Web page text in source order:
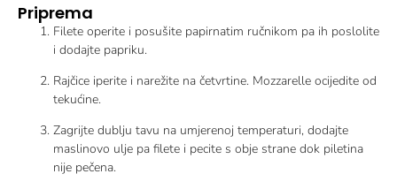
Priprema
Filete operite i posušite papirnatim ručnikom pa ih poslolite
i dodajte papriku.
Rajčice iperite i narežite na četvrtine. Mozzarelle ocijedite od
tekućine.
Zagrijte dublju tavu na umjerenoj temperaturi, dodajte
maslinovo ulje pa filete i pecite s obje strane dok piletina
nije pečena.